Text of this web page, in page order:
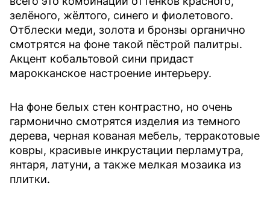
зелёного, жёлтого, синего и фиолетового.
Отблески меди, золота и бронзы органично
смотрятся на фоне такой пёстрой палитры.
Акцент кобальтовой сини придаст
марокканское настроение интерьеру.
На фоне белых стен контрастно, но очень
гармонично смотрятся изделия из темного
дерева, черная кованая мебель, терракотовые
ковры, красивые инкрустации перламутра,
янтаря, латуни, а также мелкая мозаика из
плитки.